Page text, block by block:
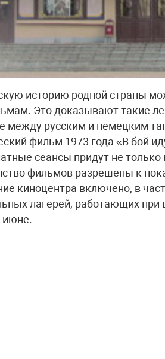
историю родной страны
Это доказывают такие
между русским и немецким
фильм 1973 года «В бой
сеансы придут не
фильмов разрешены к
киноцентра включено, в
лагерей, работающих при
июне.